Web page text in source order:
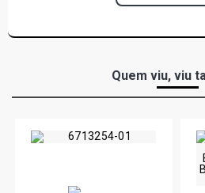
Quem viu, viu